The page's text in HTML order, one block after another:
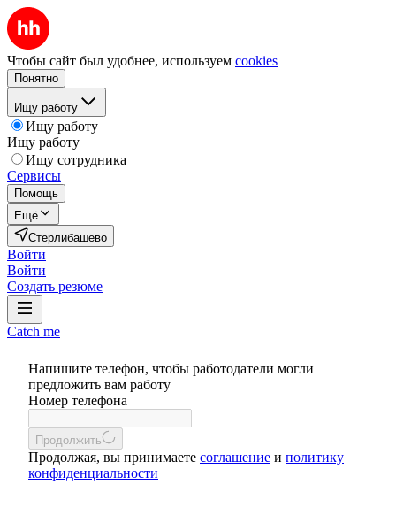
Чтобы сайт был удобнее, используем cookies
Понятно
Ищу работу
Ищу работу
Ищу работу
Ищу сотрудника
Сервисы
Помощь
Ещё
Стерлибашево
Войти
Войти
Создать резюме
Catch me
Напишите телефон, чтобы работодатели могли
предложить вам работу
Номер телефона
Продолжить
Продолжая, вы принимаете соглашение и политику
конфиденциальности